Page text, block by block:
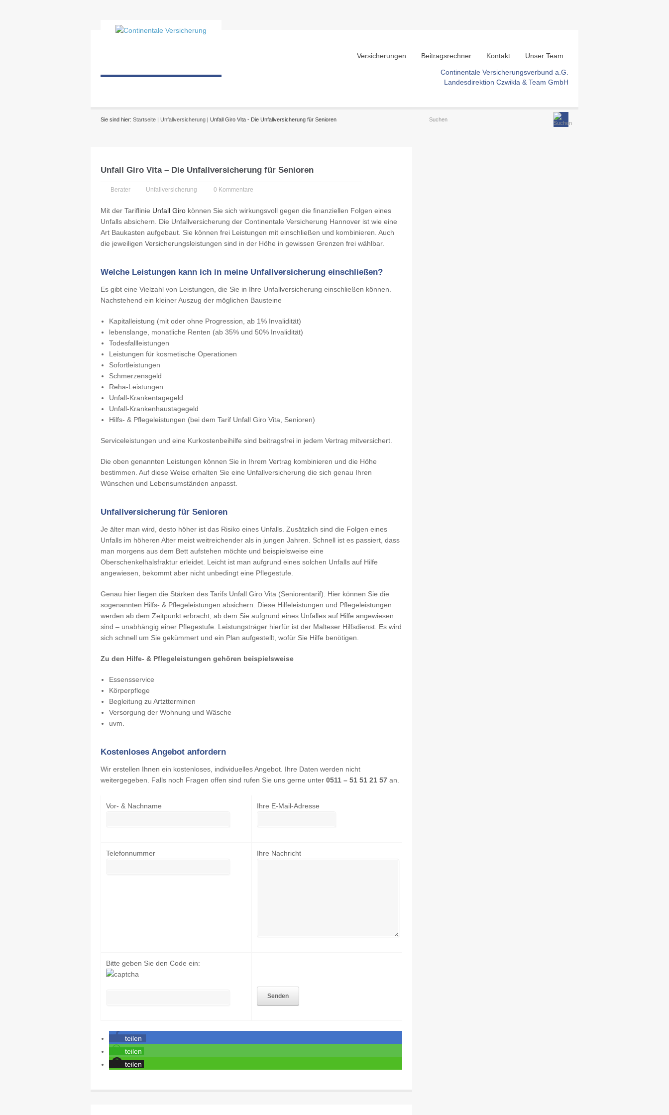
Versicherungen Beitragsrechner Kontakt Unser Team
Continentale Versicherungsverbund a.G.
Landesdirektion Czwikla & Team GmbH
Sie sind hier: Startseite | Unfallversicherung | Unfall Giro Vita - Die Unfallversicherung für Senioren
Unfall Giro Vita – Die Unfallversicherung für Senioren
Berater Unfallversicherung 0 Kommentare
Mit der Tariflinie Unfall Giro können Sie sich wirkungsvoll gegen die finanziellen Folgen eines
Unfalls absichern. Die Unfallversicherung der Continentale Versicherung Hannover ist wie eine
Art Baukasten aufgebaut. Sie können frei Leistungen mit einschließen und kombinieren. Auch
die jeweiligen Versicherungsleistungen sind in der Höhe in gewissen Grenzen frei wählbar.
Welche Leistungen kann ich in meine Unfallversicherung einschließen?
Es gibt eine Vielzahl von Leistungen, die Sie in Ihre Unfallversicherung einschließen können.
Nachstehend ein kleiner Auszug der möglichen Bausteine
Kapitalleistung (mit oder ohne Progression, ab 1% Invalidität)
lebenslange, monatliche Renten (ab 35% und 50% Invalidität)
Todesfallleistungen
Leistungen für kosmetische Operationen
Sofortleistungen
Schmerzensgeld
Reha-Leistungen
Unfall-Krankentagegeld
Unfall-Krankenhaustagegeld
Hilfs- & Pflegeleistungen (bei dem Tarif Unfall Giro Vita, Senioren)
Serviceleistungen und eine Kurkostenbeihilfe sind beitragsfrei in jedem Vertrag mitversichert.
Die oben genannten Leistungen können Sie in Ihrem Vertrag kombinieren und die Höhe
bestimmen. Auf diese Weise erhalten Sie eine Unfallversicherung die sich genau Ihren
Wünschen und Lebensumständen anpasst.
Unfallversicherung für Senioren
Je älter man wird, desto höher ist das Risiko eines Unfalls. Zusätzlich sind die Folgen eines
Unfalls im höheren Alter meist weitreichender als in jungen Jahren. Schnell ist es passiert, dass
man morgens aus dem Bett aufstehen möchte und beispielsweise eine
Oberschenkelhalsfraktur erleidet. Leicht ist man aufgrund eines solchen Unfalls auf Hilfe
angewiesen, bekommt aber nicht unbedingt eine Pflegestufe.
Genau hier liegen die Stärken des Tarifs Unfall Giro Vita (Seniorentarif). Hier können Sie die
sogenannten Hilfs- & Pflegeleistungen absichern. Diese Hilfeleistungen und Pflegeleistungen
werden ab dem Zeitpunkt erbracht, ab dem Sie aufgrund eines Unfalles auf Hilfe angewiesen
sind – unabhängig einer Pflegestufe. Leistungsträger hierfür ist der Malteser Hilfsdienst. Es wird
sich schnell um Sie gekümmert und ein Plan aufgestellt, wofür Sie Hilfe benötigen.
Zu den Hilfe- & Pflegeleistungen gehören beispielsweise
Essensservice
Körperpflege
Begleitung zu Artztterminen
Versorgung der Wohnung und Wäsche
uvm.
Kostenloses Angebot anfordern
Wir erstellen Ihnen ein kostenloses, individuelles Angebot. Ihre Daten werden nicht
weitergegeben. Falls noch Fragen offen sind rufen Sie uns gerne unter 0511 – 51 51 21 57 an.
Vor- & Nachname Ihre E-Mail-Adresse
Telefonnummer Ihre Nachricht
Bitte geben Sie den Code ein:
teilen
teilen
teilen